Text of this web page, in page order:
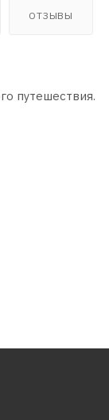
ОТЗЫВЫ
путешествия.